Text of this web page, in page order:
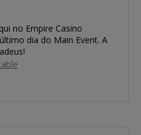
no Empire Casino
dia do Main Event. A